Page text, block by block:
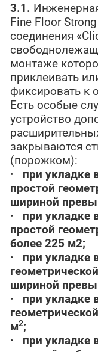
3.1.
Fine Floor
соединения
монтаже
приклеивать
фиксировать к
Есть особые
устройство
закрываются
(порожком):
·
при укладке
простой
шириной
·
при укладке
простой
более 225 м2;
·
при укладке
шириной
·
при укладке
м2;
·
при укладке